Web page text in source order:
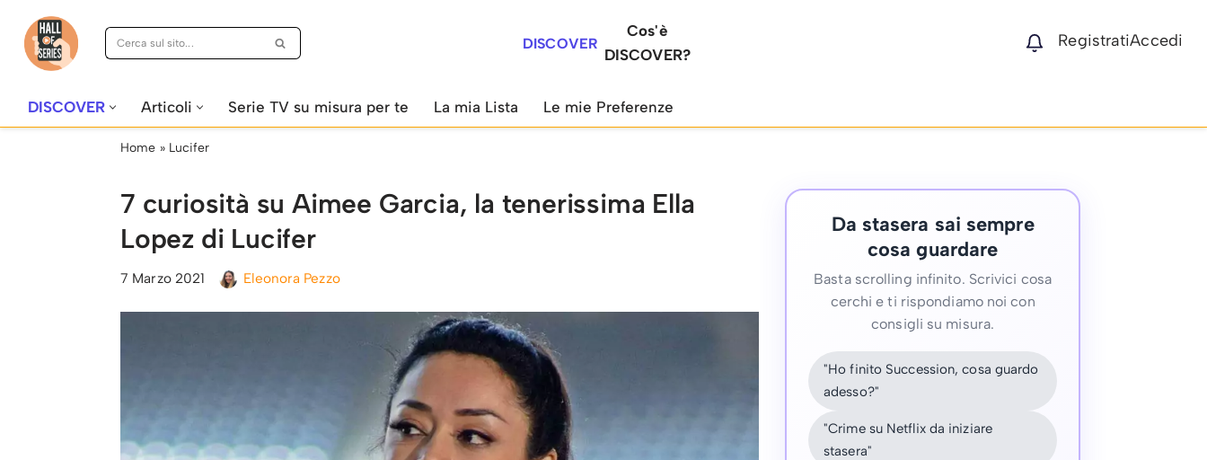
Vai
DISCOVER
Cos'è
DISCOVER?
RegistratiAccedi
DISCOVER Articoli Serie TV su misura per te La mia Lista Le mie Preferenze
Home » Lucifer
7 curiosità su Aimee Garcia, la tenerissima Ella
Lopez di Lucifer
7 Marzo 2021 Eleonora Pezzo
Da stasera sai sempre
cosa guardare
Basta scrolling infinito. Scrivici cosa
cerchi e ti rispondiamo noi con
consigli su misura.
"Ho finito Succession, cosa guardo
adesso?"
"Crime su Netflix da iniziare
stasera"